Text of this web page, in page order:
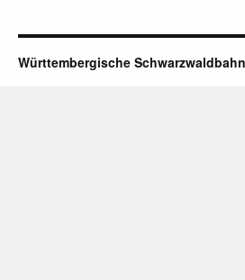
Württembergische